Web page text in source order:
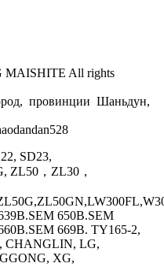
MAISHITE All rights
провинции Шаньдун,
SD23,
ZL50，ZL30，
650B.SEM
669B. TY165-2,
CHANGLIN, LG,
XG,